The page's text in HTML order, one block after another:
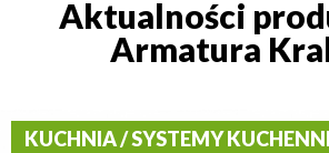
Aktualności
Armatura
KUCHNIA / SYSTEMY